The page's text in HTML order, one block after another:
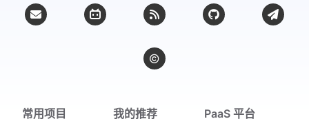
建站天数 :
808 天